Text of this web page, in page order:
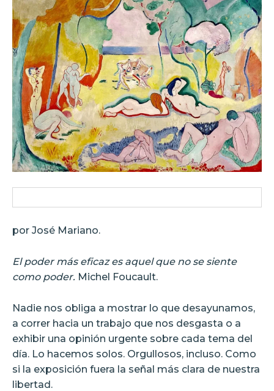
por José Mariano.
El poder más eficaz es aquel que no se siente
como poder. Michel Foucault.
Nadie nos obliga a mostrar lo que desayunamos,
a correr hacia un trabajo que nos desgasta o a
exhibir una opinión urgente sobre cada tema del
día. Lo hacemos solos. Orgullosos, incluso. Como
si la exposición fuera la señal más clara de nuestra
libertad.